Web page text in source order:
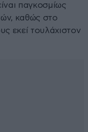
παγκοσμίως
καθώς στο
εκεί τουλάχιστον